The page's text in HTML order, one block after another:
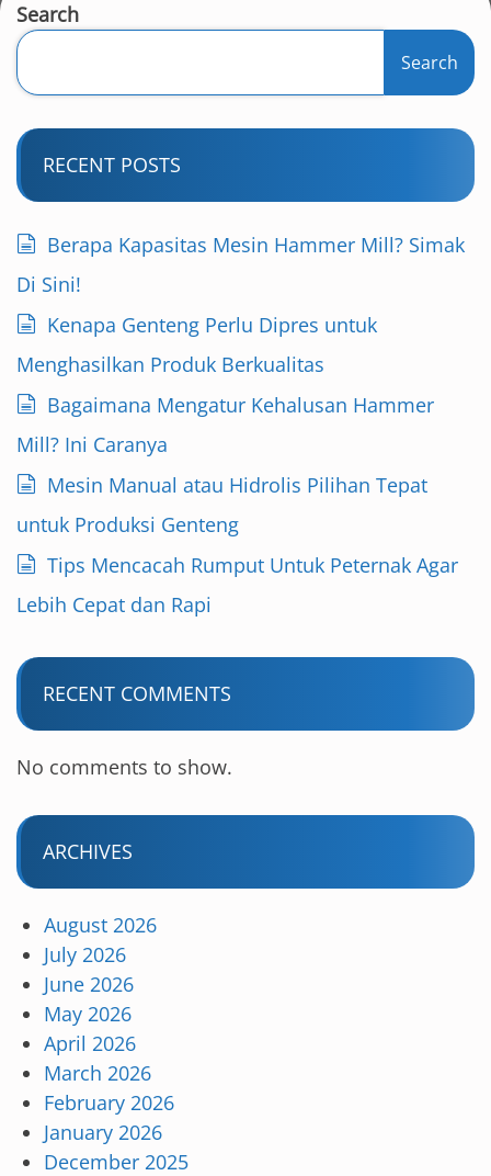
Search
Search
RECENT POSTS
Berapa Kapasitas Mesin Hammer Mill? Simak
Di Sini!
Kenapa Genteng Perlu Dipres untuk
Menghasilkan Produk Berkualitas
Bagaimana Mengatur Kehalusan Hammer
Mill? Ini Caranya
Mesin Manual atau Hidrolis Pilihan Tepat
untuk Produksi Genteng
Tips Mencacah Rumput Untuk Peternak Agar
Lebih Cepat dan Rapi
RECENT COMMENTS
No comments to show.
ARCHIVES
August 2026
July 2026
June 2026
May 2026
April 2026
March 2026
February 2026
January 2026
December 2025